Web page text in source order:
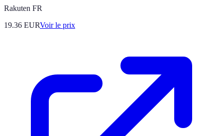
Rakuten FR
19.36 EURVoir le prix